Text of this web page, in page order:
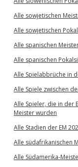
Alle sowjetischen
Alle sowjetischen
Alle spanischen
Alle spanischen
Alle Spielabbrüche in
Alle Spiele zwischen
Alle Spieler, die in der
Meister wurden
Alle Stadien der EM
Alle südafrikanischen
Alle Südamerika-